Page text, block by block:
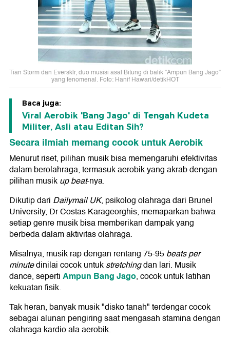
Tian Storm dan Eversklr, duo musisi asal Bitung di balik "Ampun Bang Jago"
yang fenomenal. Foto: Hanif Hawari/detikHOT
Baca juga:
Viral Aerobik 'Bang Jago' di Tengah Kudeta
Militer, Asli atau Editan Sih?
Secara ilmiah memang cocok untuk Aerobik
Menurut riset, pilihan musik bisa memengaruhi efektivitas
dalam berolahraga, termasuk aerobik yang akrab dengan
pilihan musikup beat-nya.
Dikutip dari Dailymail UK, psikolog olahraga dari Brunel
University, Dr Costas Karageorghis, memaparkan bahwa
setiap genre musik bisa memberikan dampak yang
berbeda dalam aktivitas olahraga.
Misalnya, musik rap dengan rentang 75-95beats per
minutedinilai cocok untukstretchingdan lari. Musik
dance, sepertiAmpun Bang Jago, cocok untuk latihan
kekuatan fisik.
Tak heran, banyak musik "disko tanah" terdengar cocok
sebagai alunan pengiring saat mengasah stamina dengan
olahraga kardio ala aerobik.